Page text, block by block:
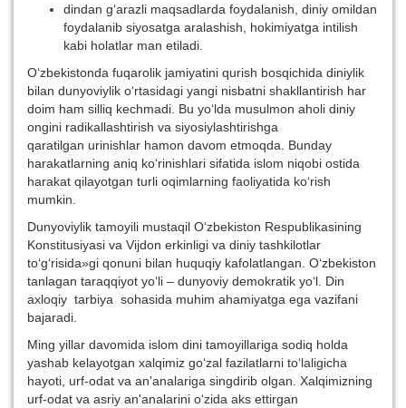
dindan g‘arazli maqsadlarda foydalanish, diniy omildan
foydalanib siyosatga aralashish, hokimiyatga intilish
kabi holatlar man etiladi.
O‘zbekistonda fuqarolik jamiyatini qurish bosqichida diniylik
bilan dunyoviylik o‘rtasidagi yangi nisbatni shakllantirish har
doim ham silliq kechmadi. Bu yo‘lda musulmon aholi diniy
ongini radikallashtirish va siyosiylashtirishga
qaratilgan urinishlar hamon davom etmoqda. Bunday
harakatlarning aniq ko‘rinishlari sifatida islom niqobi ostida
harakat qilayotgan turli oqimlarning faoliyatida ko‘rish
mumkin.
Dunyoviylik tamoyili mustaqil O‘zbekiston Respublikasining
Konstitusiyasi va Vijdon erkinligi va diniy tashkilotlar
to‘g‘risida»gi qonuni bilan huquqiy kafolatlangan. O‘zbekiston
tanlagan taraqqiyot yo‘li – dunyoviy demokratik yo‘l. Din
axloqiy tarbiya sohasida muhim ahamiyatga ega vazifani
bajaradi.
Ming yillar davomida islom dini tamoyillariga sodiq holda
yashab kelayotgan xalqimiz go‘zal fazilatlarni to‘laligicha
hayoti, urf-odat va an'analariga singdirib olgan. Xalqimizning
urf-odat va asriy an'analarini o‘zida aks ettirgan